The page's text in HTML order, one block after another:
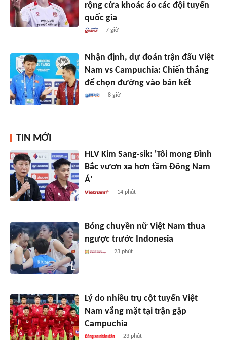
rộng cửa khoác áo các đội tuyển
quốc gia
7 giờ
Nhận định, dự đoán trận đấu Việt
Nam vs Campuchia: Chiến thắng
để chọn đường vào bán kết
8 giờ
TIN MỚI
HLV Kim Sang-sik: 'Tôi mong Đình
Bắc vươn xa hơn tầm Đông Nam
Á'
14 phút
Bóng chuyền nữ Việt Nam thua
ngược trước Indonesia
23 phút
Lý do nhiều trụ cột tuyển Việt
Nam vắng mặt tại trận gặp
Campuchia
23 phút